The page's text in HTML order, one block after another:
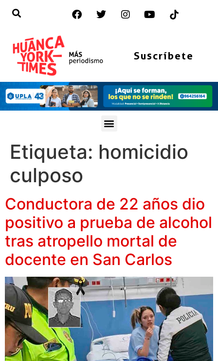
Suscríbete
Etiqueta: homicidio
culposo
Conductora de 22 años dio
positivo a prueba de alcohol
tras atropello mortal de
docente en San Carlos